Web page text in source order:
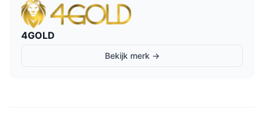
4GOLD
Bekijk merk →